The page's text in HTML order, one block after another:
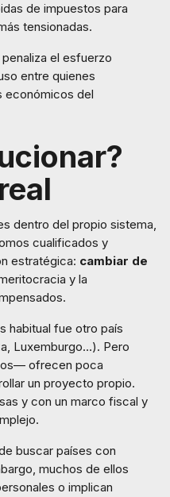
de impuestos para
tensionadas.
el esfuerzo
entre quienes
económicos del
dentro del propio sistema,
cualificados y
estratégica: cambiar de
y la
habitual fue otro país
Luxemburgo…). Pero
ofrecen poca
un proyecto propio.
y con un marco fiscal y
buscar países con
muchos de ellos
o implican